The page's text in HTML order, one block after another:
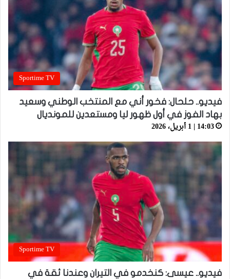
Sportime TV
فيديو.. حلحال: فخور أني مع المنتخب الوطني وسعيد
بهاد الفوز في أول ظهور ليا ومستعدين للمونديال
14:03 | 1 أبريل، 2026
Sportime TV
فيديو.. عيسى: كنخدمو في التيران وعندنا ثقة في